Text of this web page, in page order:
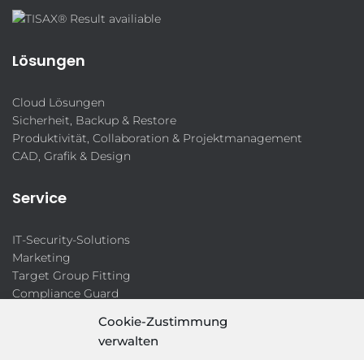
Cookie-Zustimmung
verwalten
Lösungen
Cloud Lösungen
Sicherheit, Backup & Restore
Produktivität, Collaboration & Projektmanagement
CAD, Grafik & Design
Service
IT-Security-Solutions
Marketing
Target Group Fitting
Compliance Guard